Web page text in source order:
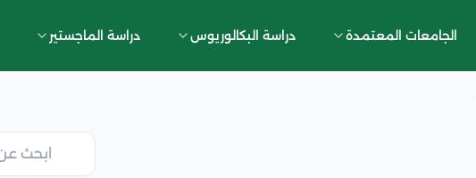
الجامعات المعتمدة دراسة البكالوريوس دراسة الماجستير